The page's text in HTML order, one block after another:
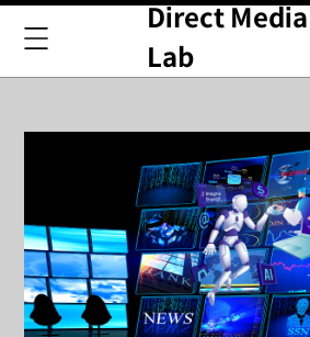
Direct Media
Lab